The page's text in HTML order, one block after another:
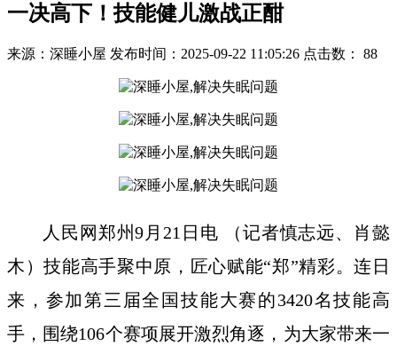
一决高下！技能健儿激战正酣
来源：深睡小屋 发布时间：2025-09-22 11:05:26 点击数： 88
人民网郑州9月21日电 （记者慎志远、肖懿
木）技能高手聚中原，匠心赋能“郑”精彩。连日
来，参加第三届全国技能大赛的3420名技能高
手，围绕106个赛项展开激烈角逐，为大家带来一